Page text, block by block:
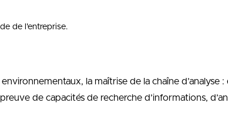
de l'entreprise.
la maîtrise de la chaîne
de capacités de recherche d’informations,